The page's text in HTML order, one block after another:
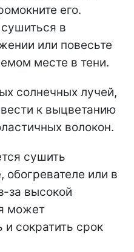
его.
сушиться в
или повесьте
месте в тени.
солнечных лучей,
к выцветанию
волокон.
сушить
обогревателе или в
за высокой
может
сократить срок